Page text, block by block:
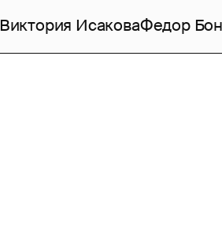
Виктория ИсаковаФедор